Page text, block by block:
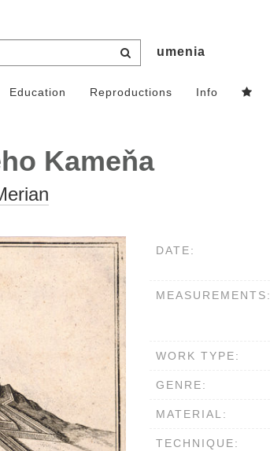
umenia
Education Reproductions Info
Kameňa
DATE:
MEASUREMENTS:
WORK TYPE:
GENRE:
MATERIAL:
TECHNIQUE: